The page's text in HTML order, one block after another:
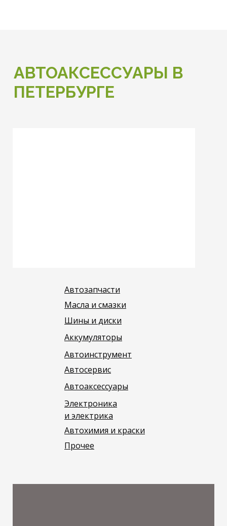
АВТОАКСЕССУАРЫ В
ПЕТЕРБУРГЕ
Прочее
Автохимия и краски
Электроника
и электрика
Автоаксессуары
Автосервис
Автоинструмент
Аккумуляторы
Шины и диски
Масла и смазки
Автозапчасти